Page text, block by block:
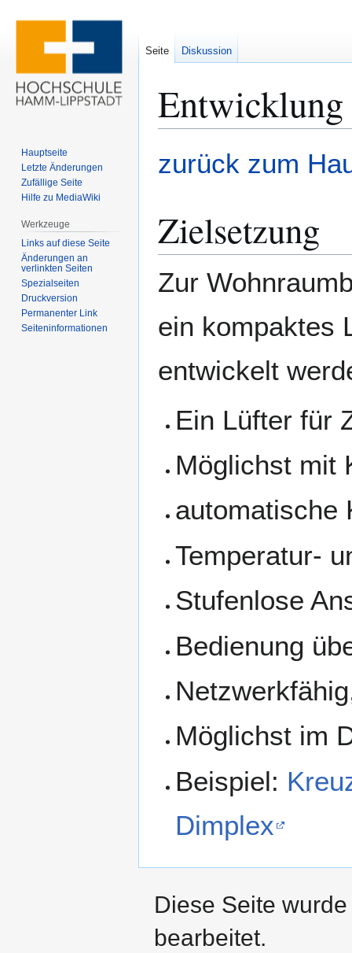
Entwicklung
Navigation
Suche
zurück zum
Zielsetzung
Zur
ein kompaktes
entwickelt
Ein Lüfter für
Möglichst mit
automatische
Temperatur-
Stufenlose
Bedienung
Möglichst im
Beispiel:
Dimplex
Seite Diskussion
Hauptseite
Letzte Änderungen
Zufällige Seite
Hilfe zu MediaWiki
Werkzeuge
Links auf diese Seite
Änderungen an
verlinkten Seiten
Spezialseiten
Druckversion
Permanenter Link
Seiten­­informationen
Diese Seite
bearbeitet.